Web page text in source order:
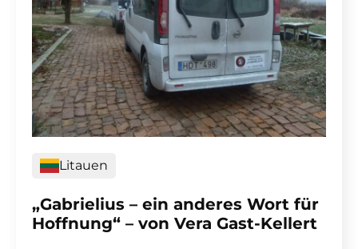
Litauen
„Gabrielius – ein anderes Wort für
Hoffnung“ – von Vera Gast-Kellert